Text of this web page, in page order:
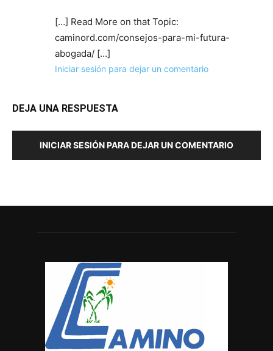
[…] Read More on that Topic:
caminord.com/consejos-para-mi-futura-
abogada/ […]
Iniciar sesión para dejar un comentario
DEJA UNA RESPUESTA
INICIAR SESIÓN PARA DEJAR UN COMENTARIO